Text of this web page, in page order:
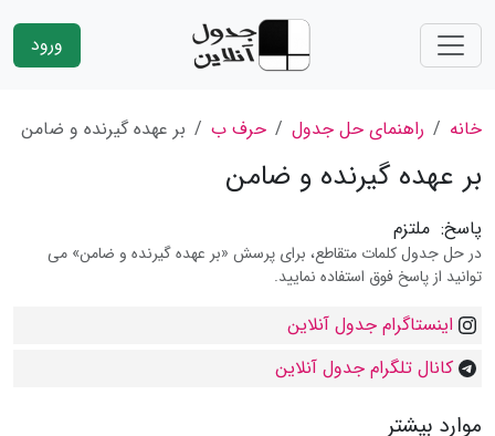
ورود
خانه راهنمای حل جدول حرف ب بر عهده گیرنده و ضامن
بر عهده گیرنده و ضامن
پاسخ: ملتزم
در حل جدول کلمات متقاطع، برای پرسش «بر عهده گیرنده و ضامن» می
توانید از پاسخ فوق استفاده نمایید.
اینستاگرام جدول آنلاین
کانال تلگرام جدول آنلاین
موارد بیشتر